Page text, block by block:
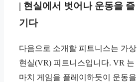
| 현실에서 벗어나 운동을 즐
기다
다음으로 소개할 피트니스는 가상
현실(VR) 피트니스입니다. VR 는
마치 게임을 플레이하듯이 운동을